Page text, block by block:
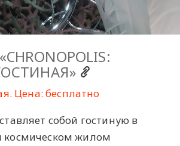
Цена: бесплатно
собой гостиную в
жилом